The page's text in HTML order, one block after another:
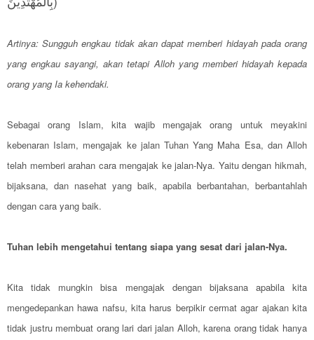
Artinya: Sungguh engkau tidak akan dapat memberi hidayah pada orang
yang engkau sayangi, akan tetapi Alloh yang memberi hidayah kepada
orang yang Ia kehendaki.
Sebagai orang Islam, kita wajib mengajak orang untuk meyakini
kebenaran Islam, mengajak ke jalan Tuhan Yang Maha Esa, dan Alloh
telah memberi arahan cara mengajak ke jalan-Nya. Yaitu dengan hikmah,
bijaksana, dan nasehat yang baik, apabila berbantahan, berbantahlah
dengan cara yang baik.
Tuhan lebih mengetahui tentang siapa yang sesat dari jalan-Nya.
Kita tidak mungkin bisa mengajak dengan bijaksana apabila kita
mengedepankan hawa nafsu, kita harus berpikir cermat agar ajakan kita
tidak justru membuat orang lari dari jalan Alloh, karena orang tidak hanya